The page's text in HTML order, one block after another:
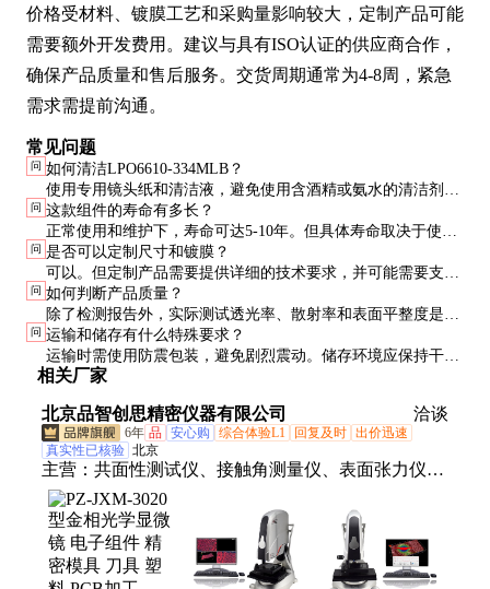
价格受材料、镀膜工艺和采购量影响较大，定制产品可能
需要额外开发费用。建议与具有ISO认证的供应商合作，
确保产品质量和售后服务。交货周期通常为4-8周，紧急
需求需提前沟通。
常见问题
问 如何清洁LPO6610-334MLB？
使用专用镜头纸和清洁液，避免使用含酒精或氨水的清洁剂。
擦拭时动作要轻柔，防止刮伤镀膜层。
问 这款组件的寿命有多长？
正常使用和维护下，寿命可达5-10年。但具体寿命取决于使用
环境和频率，建议每年进行一次专业检测。
问 是否可以定制尺寸和镀膜？
可以。但定制产品需要提供详细的技术要求，并可能需要支付
额外的开发费用和延长交货周期。
问 如何判断产品质量？
除了检测报告外，实际测试透光率、散射率和表面平整度是最
直接的方法。建议先索取样品进行验证。
问 运输和储存有什么特殊要求？
运输时需使用防震包装，避免剧烈震动。储存环境应保持干
燥，温度在15-25°C之间，湿度低于60%。
相关厂家
北京品智创思精密仪器有限公司 洽谈
6年 品 安心购 综合体验L1 回复及时 出价迅速
真实性已核验 北京
主营： 共面性测试仪、接触角测量仪、表面张力仪、
金相测量光学显微镜、超低界面旋转滴张力仪、
TX500C、非接触粗糙度扫描仪、影像测量仪、细菌
口腔显微镜、金相显微镜、高温真空接触角测量仪、
水滴角测量仪、焊球共面性测试仪、超景深显微镜、